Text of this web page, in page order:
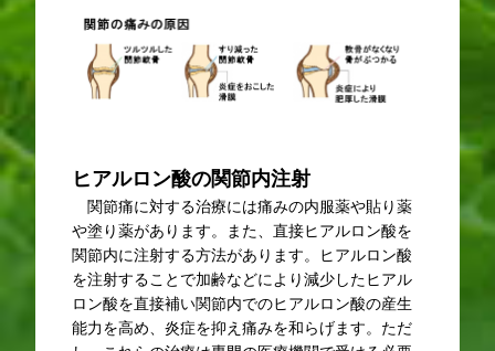
ヒアルロン酸の関節内注射
関節痛に対する治療には痛みの内服薬や貼り薬
や塗り薬があります。また、直接ヒアルロン酸を
関節内に注射する方法があります。ヒアルロン酸
を注射することで加齢などにより減少したヒアル
ロン酸を直接補い関節内でのヒアルロン酸の産生
能力を高め、炎症を抑え痛みを和らげます。ただ